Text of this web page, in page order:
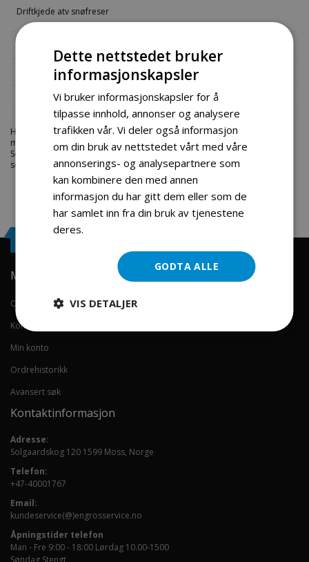
Driftkjede atv snøfreser
Produktomtaler
Fil vedlegg
Hos engrosservice.no får du kjøptdriftkjede atv snofreser
markedets beste priser. Bestill endeler-snofreseri dag fra Engros
Service. Vi har et stort utvalg av produkter innen: Hjem, sport og fritids
segmentet. Velkommen skal du være.
Min konto
Om oss
Kontakt oss
Min konto
Ordrehistorikk
Avansert søk
Kontaktinformasjon
Adresse:
Solgaardskog 120 1599 Moss, Norge
Telefon:
+47-40001767
Email:
kundeservice(@)engrosservice.no
Åpningstider telefon
Man - Fre 9:00 - 18:00 Lørdag 10.00-1500
Dette nettstedet bruker
informasjonskapsler
Vi bruker informasjonskapsler for å
tilpasse innhold, annonser og analysere
trafikken vår. Vi deler også informasjon
om din bruk av nettstedet vårt med våre
annonserings- og analysepartnere som
kan kombinere den med annen
informasjon du har gitt dem eller som de
har samlet inn fra din bruk av tjenestene
deres.
GODTA ALLE
VIS DETALJER